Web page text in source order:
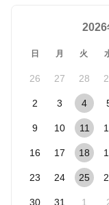
2026
日 月 火
26 27 28
2 3 4
9 10 11
16 17 18
23 24 25
30 31 1